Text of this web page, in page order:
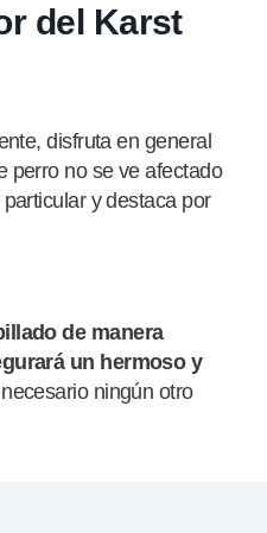
del Karst
disfruta en general
perro no se ve afectado
y destaca por
de manera
un hermoso y
ningún otro